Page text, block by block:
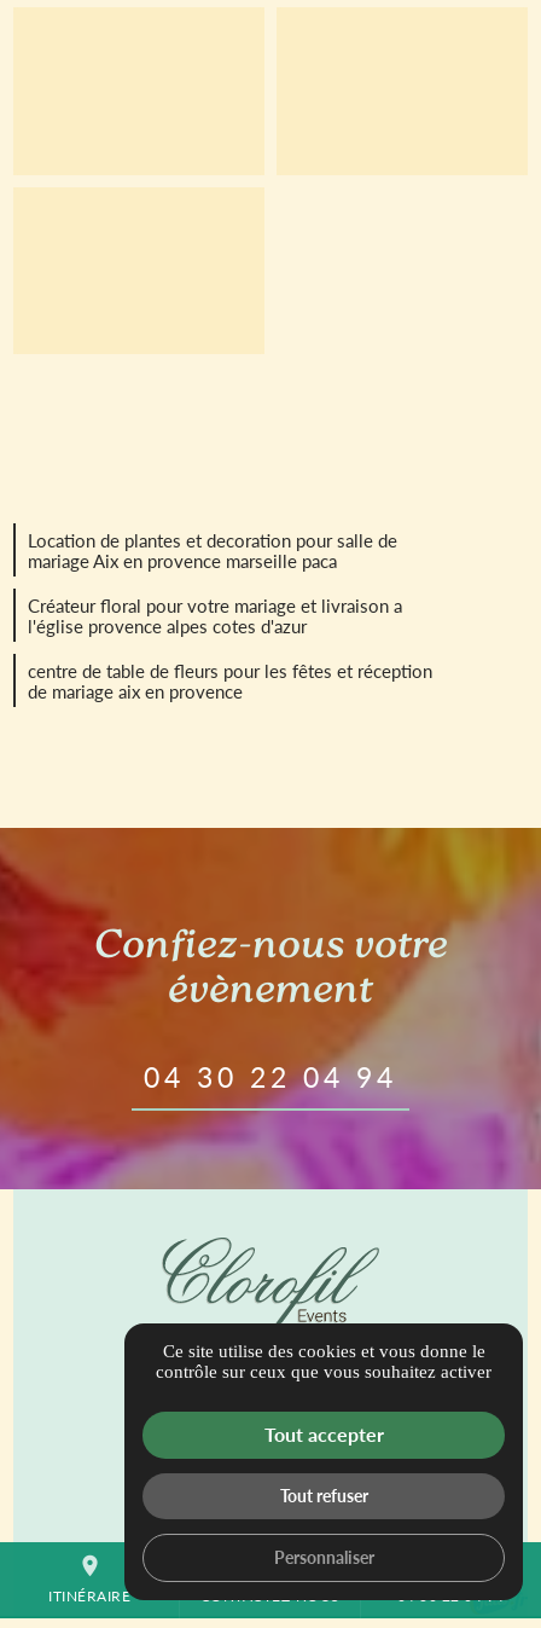
Location de plantes et decoration pour salle de
mariage Aix en provence marseille paca
Créateur floral pour votre mariage et livraison a
l'église provence alpes cotes d'azur
centre de table de fleurs pour les fêtes et réception
de mariage aix en provence
Confiez-nous votre
évènement
04 30 22 04 94
place
ITINÉRAIRE
mail
CONTACTEZ-NOUS 04 30 22 04 94
944 Bis Route de Draguignan
contact@clorofilevents.com
04 30 22 04 94
ITINÉRAIRE
Ce site utilise des cookies et vous donne le
contrôle sur ceux que vous souhaitez activer
Tout accepter
Tout refuser
Personnaliser